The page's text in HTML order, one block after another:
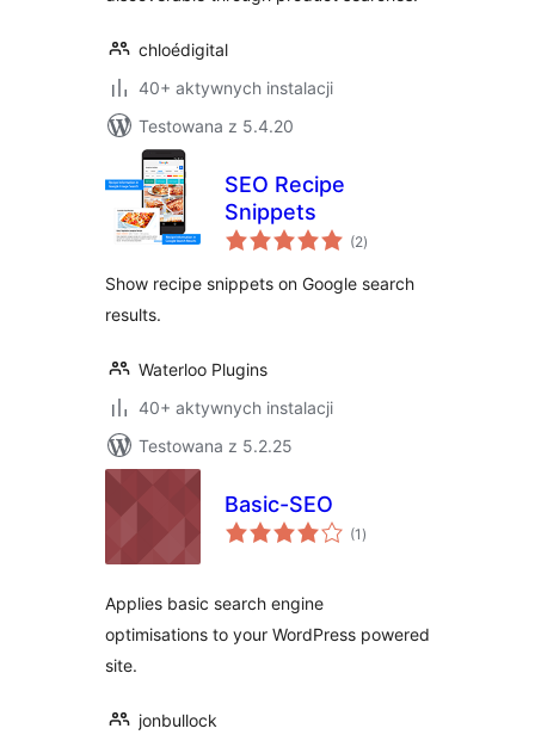
chloédigital
40+ aktywnych instalacji
Testowana z 5.4.20
SEO Recipe
Snippets
(2wszystkich
ocen
)
Show recipe snippets on Google search
results.
Waterloo Plugins
40+ aktywnych instalacji
Testowana z 5.2.25
Basic-SEO
(1 wszystkich
ocen
)
Applies basic search engine
optimisations to your WordPress powered
site.
jonbullock